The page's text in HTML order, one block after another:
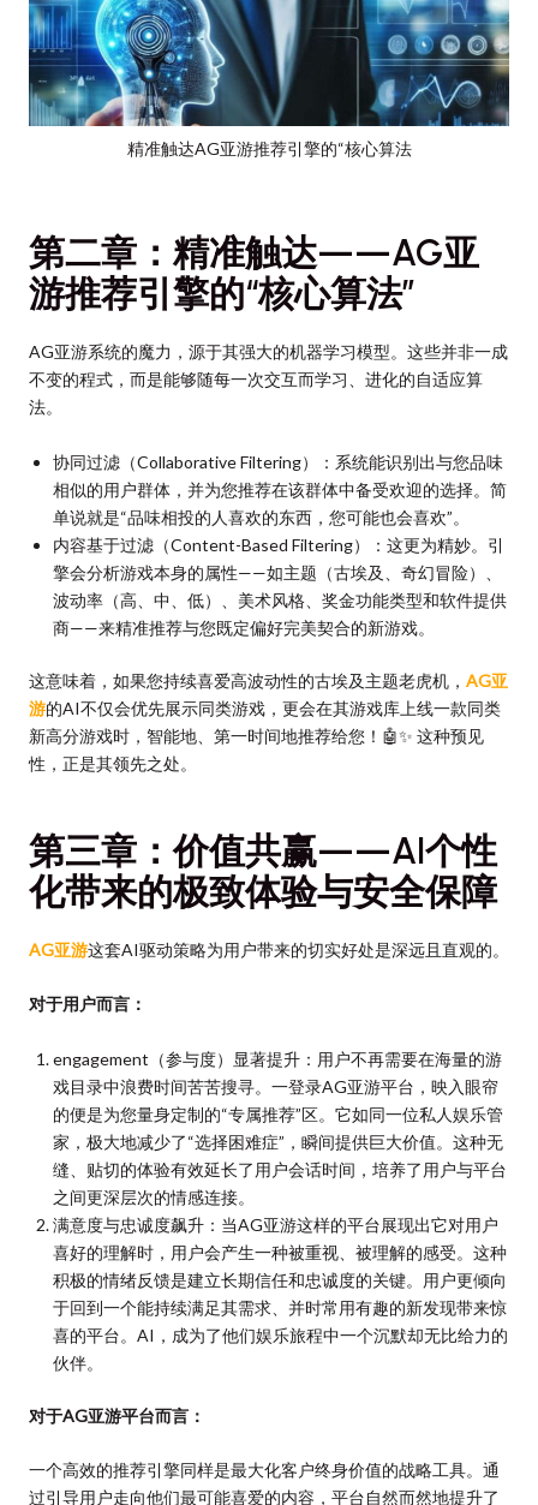
精准触达AG亚游推荐引擎的“核心算法
第二章：精准触达——AG亚
游推荐引擎的“核心算法”
AG亚游系统的魔力，源于其强大的机器学习模型。这些并非一成
不变的程式，而是能够随每一次交互而学习、进化的自适应算
法。
协同过滤（Collaborative Filtering）：系统能识别出与您品味
相似的用户群体，并为您推荐在该群体中备受欢迎的选择。简
单说就是“品味相投的人喜欢的东西，您可能也会喜欢”。
内容基于过滤（Content-Based Filtering）：这更为精妙。引
擎会分析游戏本身的属性——如主题（古埃及、奇幻冒险）、
波动率（高、中、低）、美术风格、奖金功能类型和软件提供
商——来精准推荐与您既定偏好完美契合的新游戏。
这意味着，如果您持续喜爱高波动性的古埃及主题老虎机， AG亚
游的AI不仅会优先展示同类游戏，更会在其游戏库上线一款同类
新高分游戏时，智能地、第一时间地推荐给您！🤖✨ 这种预见
性，正是其领先之处。
第三章：价值共赢——AI个性
化带来的极致体验与安全保障
AG亚游这套AI驱动策略为用户带来的切实好处是深远且直观的。
对于用户而言：
engagement（参与度）显著提升：用户不再需要在海量的游
戏目录中浪费时间苦苦搜寻。一登录AG亚游平台，映入眼帘
的便是为您量身定制的“专属推荐”区。它如同一位私人娱乐管
家，极大地减少了“选择困难症”，瞬间提供巨大价值。这种无
缝、贴切的体验有效延长了用户会话时间，培养了用户与平台
之间更深层次的情感连接。
满意度与忠诚度飙升：当AG亚游这样的平台展现出它对用户
喜好的理解时，用户会产生一种被重视、被理解的感受。这种
积极的情绪反馈是建立长期信任和忠诚度的关键。用户更倾向
于回到一个能持续满足其需求、并时常用有趣的新发现带来惊
喜的平台。AI，成为了他们娱乐旅程中一个沉默却无比给力的
伙伴。
对于AG亚游平台而言：
一个高效的推荐引擎同样是最大化客户终身价值的战略工具。通
过引导用户走向他们最可能喜爱的内容，平台自然而然地提升了